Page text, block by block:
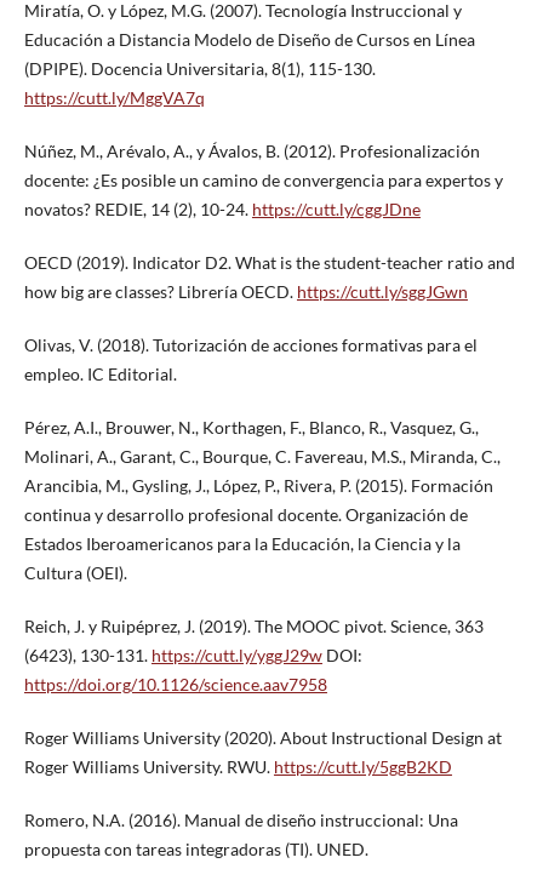
Miratía, O. y López, M.G. (2007). Tecnología Instruccional y
Educación a Distancia Modelo de Diseño de Cursos en Línea
(DPIPE). Docencia Universitaria, 8(1), 115-130.
https://cutt.ly/MggVA7q
Núñez, M., Arévalo, A., y Ávalos, B. (2012). Profesionalización
docente: ¿Es posible un camino de convergencia para expertos y
novatos? REDIE, 14 (2), 10-24. https://cutt.ly/cggJDne
OECD (2019). Indicator D2. What is the student-teacher ratio and
how big are classes? Librería OECD. https://cutt.ly/sggJGwn
Olivas, V. (2018). Tutorización de acciones formativas para el
empleo. IC Editorial.
Pérez, A.I., Brouwer, N., Korthagen, F., Blanco, R., Vasquez, G.,
Molinari, A., Garant, C., Bourque, C. Favereau, M.S., Miranda, C.,
Arancibia, M., Gysling, J., López, P., Rivera, P. (2015). Formación
continua y desarrollo profesional docente. Organización de
Estados Iberoamericanos para la Educación, la Ciencia y la
Cultura (OEI).
Reich, J. y Ruipéprez, J. (2019). The MOOC pivot. Science, 363
(6423), 130-131. https://cutt.ly/yggJ29wDOI:
https://doi.org/10.1126/science.aav7958
Roger Williams University (2020). About Instructional Design at
Roger Williams University. RWU. https://cutt.ly/5ggB2KD
Romero, N.A. (2016). Manual de diseño instruccional: Una
propuesta con tareas integradoras (TI). UNED.